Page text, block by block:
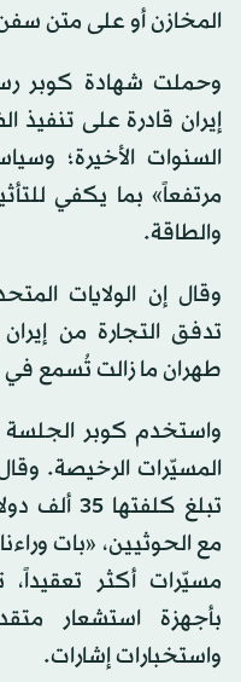
المخازن أو على متن
وحملت شهادة كوبر
إيران قادرة على تنفيذ
السنوات الأخيرة؛
مرتفعاً» بما يكفي
والطاقة.
وقال إن الولايات
تدفق التجارة من
طهران ما زالت تُسمع في
واستخدم كوبر
المسيّرات الرخيصة.
تبلغ
مع الحوثيين، «بات
مسيّرات أكثر تعقيداً،
بأجهزة استشعار
واستخبارات إشارات.